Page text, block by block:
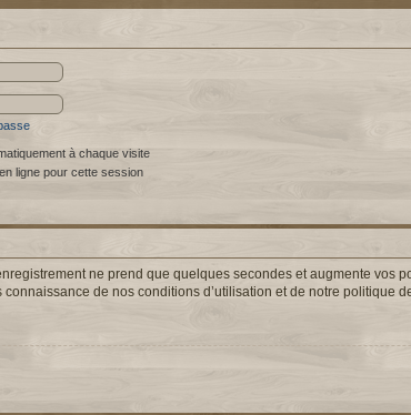
à chaque visite
ligne pour cette session
ne prend que quelques secondes et augmente
de nos conditions d’utilisation et de notre politique